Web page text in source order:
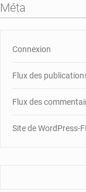
Méta
Connexion
Flux des
Flux des
Site de WordPress-